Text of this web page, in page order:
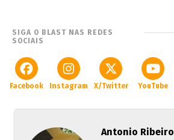
SIGA O BLAST NAS REDES
SOCIAIS
Facebook Instagram X/Twitter YouTube
Antonio Ribeiro